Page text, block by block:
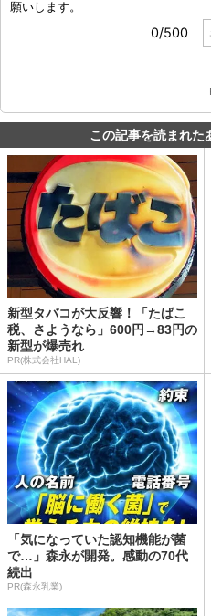
この記事を読まれた
新型タバコが大反響！「たばこ
税、さようなら」600円→83円の
新型が爆売れ
PR(株式会社HAL)
「気になっていた認知機能が菌
で…」森永が開発。感動の70代
続出
PR(森永乳業)